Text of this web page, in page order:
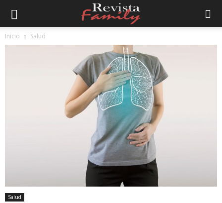
Inicio Salud
Salud